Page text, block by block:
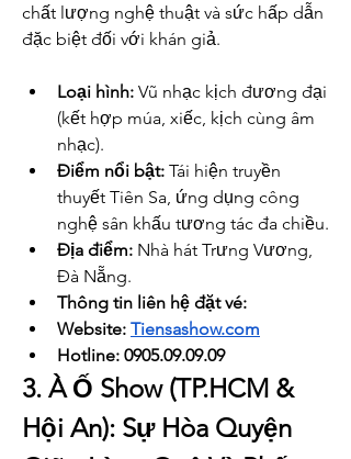
chất lượng nghệ thuật và sức hấp dẫn
đặc biệt đối với khán giả.
Loại hình: Vũ nhạc kịch đương đại
(kết hợp múa, xiếc, kịch cùng âm
nhạc).
Điểm nổi bật: Tái hiện truyền
thuyết Tiên Sa, ứng dụng công
nghệ sân khấu tương tác đa chiều.
Địa điểm: Nhà hát Trưng Vương,
Đà Nẵng.
Thông tin liên hệ đặt vé:
Website: Tiensashow.com
Hotline: 0905.09.09.09
3. À Ố Show (TP.HCM &
Hội An): Sự Hòa Quyện